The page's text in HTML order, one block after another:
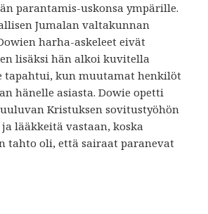
parantamis-uskonsa ympärille.
Jumalan valtakunnan
harha-askeleet eivät
lisäksi hän alkoi kuvitella
tapahtui, kun muutamat henkilöt
hänelle asiasta. Dowie opetti
Kristuksen sovitustyöhön
lääkkeitä vastaan, koska
tahto oli, että sairaat paranevat